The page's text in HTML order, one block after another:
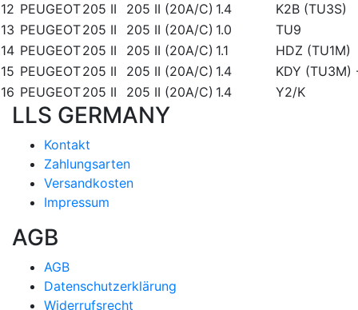
12 PEUGEOT205 II 205 II (20A/C) 1.4
K2B (TU3S)
13 PEUGEOT205 II 205 II (20A/C) 1.0
TU9
14 PEUGEOT205 II 205 II (20A/C) 1.1
HDZ (TU1M)
15 PEUGEOT205 II 205 II (20A/C) 1.4 KDY (TU3M)
16 PEUGEOT205 II 205 II (20A/C) 1.4 Y2/K
LLS GERMANY
Kontakt
Zahlungsarten
Versandkosten
Impressum
AGB
AGB
Datenschutzerklärung
Widerrufsrecht